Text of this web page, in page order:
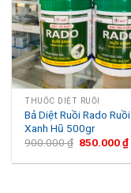
THUỐC DIỆT RUỒI
Bả Diệt Ruồi Rado Ruồi
Xanh Hũ 500gr
900.000₫ 850.000₫